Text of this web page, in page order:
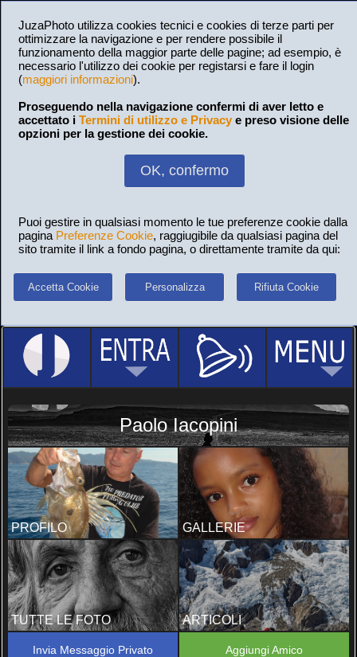
JuzaPhoto utilizza cookies tecnici e cookies di terze parti per
ottimizzare la navigazione e per rendere possibile il
funzionamento della maggior parte delle pagine; ad esempio, è
necessario l'utilizzo dei cookie per registarsi e fare il login
(maggiori informazioni).
Proseguendo nella navigazione confermi di aver letto e
accettato i Termini di utilizzo e Privacy e preso visione delle
opzioni per la gestione dei cookie.
OK, confermo
Puoi gestire in qualsiasi momento le tue preferenze cookie dalla
pagina Preferenze Cookie, raggiugibile da qualsiasi pagina del
sito tramite il link a fondo pagina, o direttamente tramite da qui:
Accetta Cookie Personalizza Rifiuta Cookie
Paolo Iacopini
PROFILO GALLERIE
TUTTE LE FOTO ARTICOLI
Invia Messaggio Privato Aggiungi Amico